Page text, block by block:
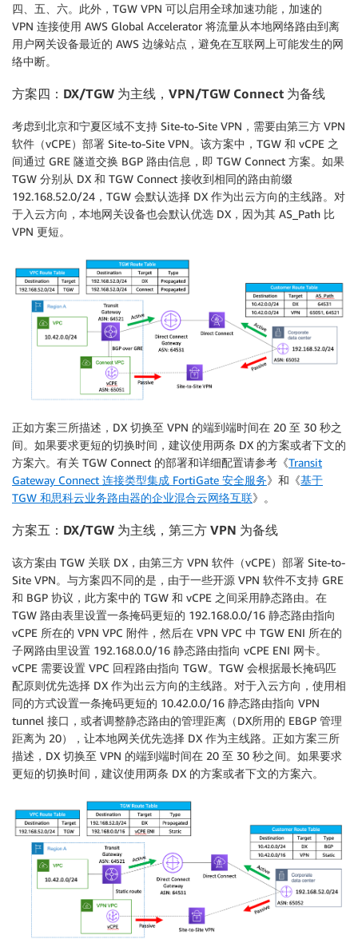
四、五、六。此外，TGW VPN 可以启用全球加速功能，加速的
VPN 连接使用 AWS Global Accelerator 将流量从本地网络路由到离
用户网关设备最近的 AWS 边缘站点，避免在互联网上可能发生的网
络中断。
方案四： DX/TGW 为主线，VPN/TGW Connect 为备线
考虑到北京和宁夏区域不支持 Site-to-Site VPN，需要由第三方 VPN
软件（vCPE）部署 Site-to-Site VPN。该方案中，TGW 和 vCPE 之
间通过 GRE 隧道交换 BGP 路由信息，即 TGW Connect 方案。如果
TGW 分别从 DX 和 TGW Connect 接收到相同的路由前缀
192.168.52.0/24，TGW 会默认选择 DX 作为出云方向的主线路。对
于入云方向，本地网关设备也会默认优选 DX，因为其 AS_Path 比
VPN 更短。
正如方案三所描述，DX 切换至 VPN 的端到端时间在 20 至 30 秒之
间。如果要求更短的切换时间，建议使用两条 DX 的方案或者下文的
方案六。有关 TGW Connect 的部署和详细配置请参考《Transit
Gateway Connect 连接类型集成 FortiGate 安全服务》和《基于
TGW 和思科云业务路由器的企业混合云网络互联》。
方案五： DX/TGW 为主线，第三方 VPN 为备线
该方案由 TGW 关联 DX，由第三方 VPN 软件（vCPE）部署 Site-to-
Site VPN。与方案四不同的是，由于一些开源 VPN 软件不支持 GRE
和 BGP 协议，此方案中的 TGW 和 vCPE 之间采用静态路由。在
TGW 路由表里设置一条掩码更短的 192.168.0.0/16 静态路由指向
vCPE 所在的 VPN VPC 附件，然后在 VPN VPC 中 TGW ENI 所在的
子网路由里设置 192.168.0.0/16 静态路由指向 vCPE ENI 网卡。
vCPE 需要设置 VPC 回程路由指向 TGW。TGW 会根据最长掩码匹
配原则优先选择 DX 作为出云方向的主线路。对于入云方向，使用相
同的方式设置一条掩码更短的 10.42.0.0/16 静态路由指向 VPN
tunnel 接口，或者调整静态路由的管理距离（DX所用的 EBGP 管理
距离为 20），让本地网关优先选择 DX 作为主线路。正如方案三所
描述，DX 切换至 VPN 的端到端时间在 20 至 30 秒之间。如果要求
更短的切换时间，建议使用两条 DX 的方案或者下文的方案六。